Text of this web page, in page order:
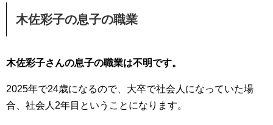
木佐彩子の息子の職業
木佐彩子さんの息子の職業は不明です。
2025年で24歳になるので、大卒で社会人になっていた場
合、社会人2年目ということになります。